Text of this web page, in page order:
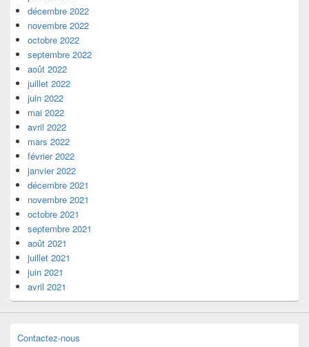
décembre 2022
novembre 2022
octobre 2022
septembre 2022
août 2022
juillet 2022
juin 2022
mai 2022
avril 2022
mars 2022
février 2022
janvier 2022
décembre 2021
novembre 2021
octobre 2021
septembre 2021
août 2021
juillet 2021
juin 2021
avril 2021
Contactez-nous